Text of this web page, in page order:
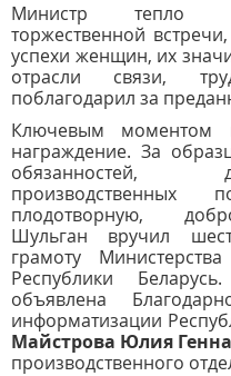
Министр тепло
торжественной
успехи женщин, их
отрасли связи,
поблагодарил за
Ключевым моментом
награждение. За
обязанностей,
производственных
плодотворную,
Шульган вручил
грамоту
Республики
объявлена
информатизации
Майстрова Юлия
производственного